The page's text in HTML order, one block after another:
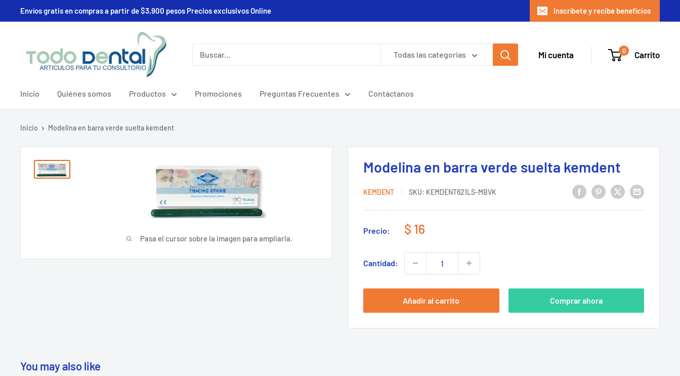
directamente
contenido
Envíos gratis en compras a partir de $3,900 pesos Precios exclusivos Online Inscríbete y recibe beneficios
Todo
Dental
Todas las categorias Mi cuenta 0 Carrito
Inicio Quiénes somos Productos Promociones Preguntas Frecuentes Contáctanos
Inicio Modelina en barra verde suelta kemdent
Pasa el cursor sobre la imagen para ampliarla.
Modelina en barra verde suelta kemdent
KEMDENT SKU: KEMDENT621LS-MBVK
Precio:
Precio
venta
$ 16
Cantidad:
Añadir al carrito Comprar ahora
You may also like